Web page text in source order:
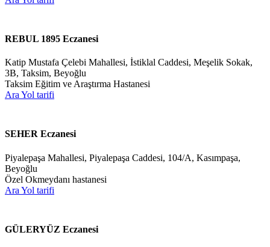
REBUL 1895 Eczanesi
Katip Mustafa Çelebi Mahallesi, İstiklal Caddesi, Meşelik Sokak,
3B, Taksim, Beyoğlu
Taksim Eğitim ve Araştırma Hastanesi
Ara Yol tarifi
SEHER Eczanesi
Piyalepaşa Mahallesi, Piyalepaşa Caddesi, 104/A, Kasımpaşa,
Beyoğlu
Özel Okmeydanı hastanesi
Ara Yol tarifi
GÜLERYÜZ Eczanesi